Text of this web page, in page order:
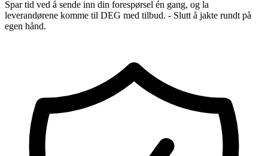
Spar tid ved å sende inn din forespørsel én gang, og la
leverandørene komme til DEG med tilbud. - Slutt å jakte rundt på
egen hånd.